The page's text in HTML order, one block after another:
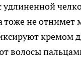
не отнимет
кремом
волосы